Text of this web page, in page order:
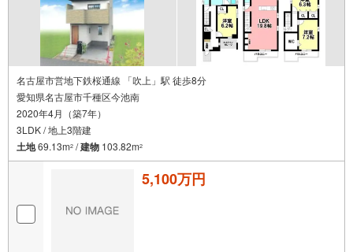
名古屋市営地下鉄桜通線 「吹上」駅 徒歩8分
愛知県名古屋市千種区今池南
2020年4月（築7年）
3LDK / 地上3階建
土地69.13m2 /建物 103.82m2
5,100万円